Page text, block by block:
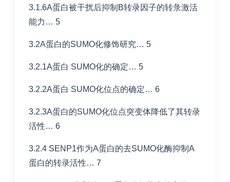
3.1.6A蛋白被干扰后抑制B转录因子的转彔激活
能力… 5
3.2A蛋白的SUMO化修饰研究… 5
3.2.1A蛋白 SUMO化的确定… 5
3.2.2A蛋白 SUMO化位点的确定… 6
3.2.3A蛋白的SUMO化位点突变体降低了其转录
活性… 6
3.2.4 SENP1作为A蛋白的去SUMO化酶抑制A
蛋白的转录活性… 7